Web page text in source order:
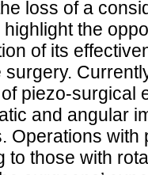
loss of a
the
of its
piezo-surgical
and angular
Operations
to those with